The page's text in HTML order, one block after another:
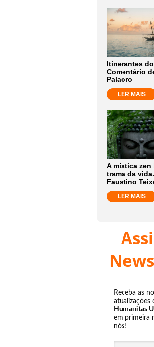
Itinerantes
Comentário
Palaoro
LER MAIS
A mística zen
trama da
Faustino
LER MAIS
Receba as
atualizações
Humanitas
em primeira
nós!